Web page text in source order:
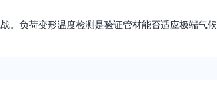
。负荷变形温度检测是验证管材能否适应极端气候